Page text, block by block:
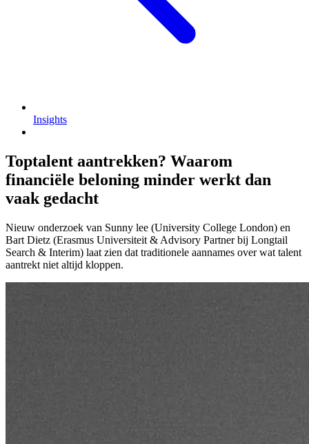
Insights
Toptalent aantrekken? Waarom
financiële beloning minder werkt dan
vaak gedacht
Nieuw onderzoek van Sunny lee (University College London) en
Bart Dietz (Erasmus Universiteit & Advisory Partner bij Longtail
Search & Interim) laat zien dat traditionele aannames over wat talent
aantrekt niet altijd kloppen.